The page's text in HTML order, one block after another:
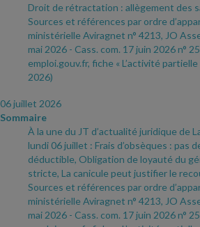
Droit de rétractation : allègement des
Sources et références par ordre
ministérielle Aviragnet n° 4213, JO
mai 2026 - Cass. com. 17 juin 2026 n° 25
emploi.gouv.fr, fiche « L’activité
2026)
06 juillet 2026
Sommaire
À la une du JT d’actualité juridique de
lundi 06 juillet : Frais d’obsèques : pas
déductible, Obligation de loyauté du
stricte, La canicule peut justifier le
Sources et références par ordre
ministérielle Aviragnet n° 4213, JO
mai 2026 - Cass. com. 17 juin 2026 n° 25